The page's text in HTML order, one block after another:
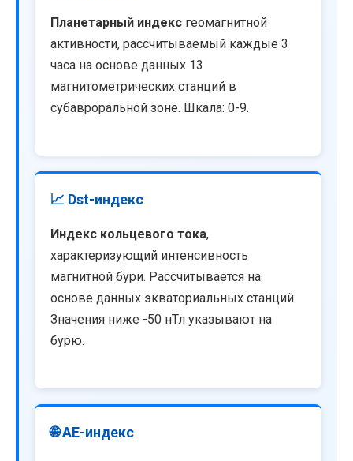
Планетарный индекс геомагнитной
активности, рассчитываемый каждые 3
часа на основе данных 13
магнитометрических станций в
субавроральной зоне. Шкала: 0-9.
📈 Dst-индекс
Индекс кольцевого тока,
характеризующий интенсивность
магнитной бури. Рассчитывается на
основе данных экваториальных станций.
Значения ниже -50 нТл указывают на
бурю.
🌐 AE-индекс